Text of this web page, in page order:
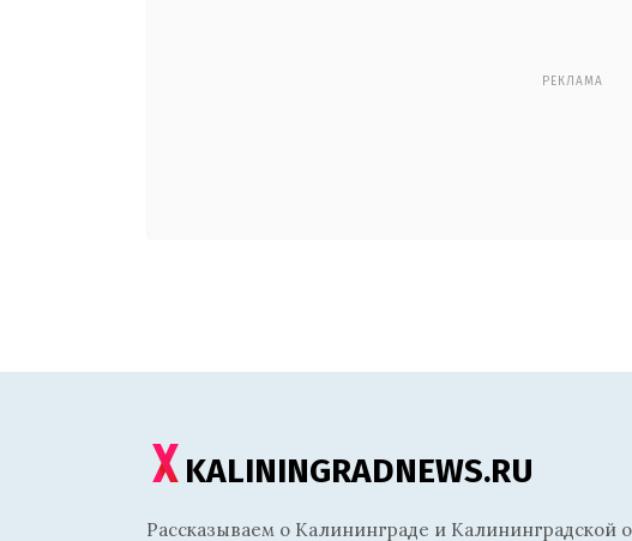
РЕКЛАМА
KALININGRADNEWS.RU
Рассказываем о Калининграде и Калининградской